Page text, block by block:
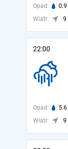
Opad:
Wiatr:
9
22:00
Opad:
Wiatr:
9